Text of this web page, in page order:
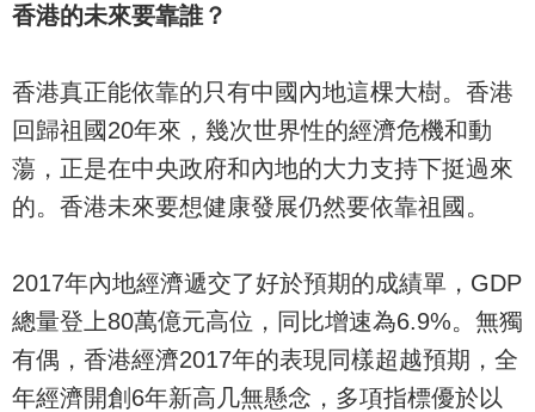
香港的未來要靠誰？
香港真正能依靠的只有中國內地這棵大樹。香港
回歸祖國20年來，幾次世界性的經濟危機和動
蕩，正是在中央政府和內地的大力支持下挺過來
的。香港未來要想健康發展仍然要依靠祖國。
2017年內地經濟遞交了好於預期的成績單，GDP
總量登上80萬億元高位，同比增速為6.9%。無獨
有偶，香港經濟2017年的表現同樣超越預期，全
年經濟開創6年新高几無懸念，多項指標優於以